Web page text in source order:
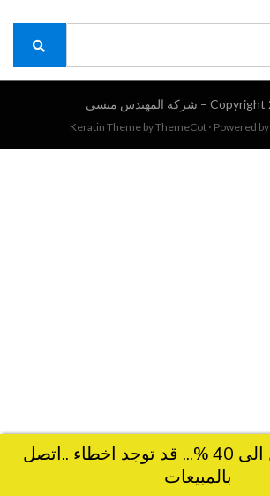
شركة المهندس منسي
Keratin Theme byThemeCot ⋅ Powered by
خصومات تصل الى 40 %... قد توجد اخطاء ..اتصل
بالمبيعات